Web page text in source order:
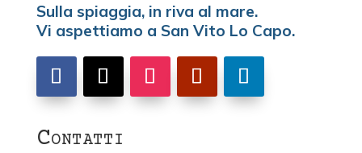
Sulla spiaggia, in riva al mare.
Vi aspettiamo a San Vito Lo Capo.
Contatti